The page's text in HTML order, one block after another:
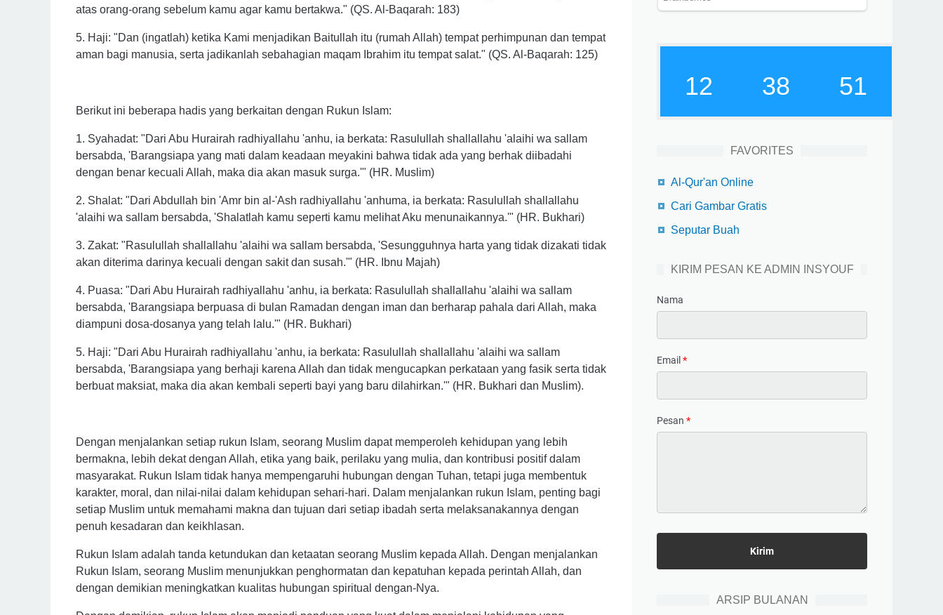
atas orang-orang sebelum kamu agar kamu bertakwa." (QS. Al-Baqarah: 183)
5. Haji: "Dan (ingatlah) ketika Kami menjadikan Baitullah itu (rumah Allah) tempat perhimpunan dan tempat
aman bagi manusia, serta jadikanlah sebahagian maqam Ibrahim itu tempat salat." (QS. Al-Baqarah: 125)
Berikut ini beberapa hadis yang berkaitan dengan Rukun Islam:
1. Syahadat: "Dari Abu Hurairah radhiyallahu 'anhu, ia berkata: Rasulullah shallallahu 'alaihi wa sallam
bersabda, 'Barangsiapa yang mati dalam keadaan meyakini bahwa tidak ada yang berhak diibadahi
dengan benar kecuali Allah, maka dia akan masuk surga.'" (HR. Muslim)
2. Shalat: "Dari Abdullah bin 'Amr bin al-'Ash radhiyallahu 'anhuma, ia berkata: Rasulullah shallallahu
'alaihi wa sallam bersabda, 'Shalatlah kamu seperti kamu melihat Aku menunaikannya.'" (HR. Bukhari)
3. Zakat: "Rasulullah shallallahu 'alaihi wa sallam bersabda, 'Sesungguhnya harta yang tidak dizakati tidak
akan diterima darinya kecuali dengan sakit dan susah.'" (HR. Ibnu Majah)
4. Puasa: "Dari Abu Hurairah radhiyallahu 'anhu, ia berkata: Rasulullah shallallahu 'alaihi wa sallam
bersabda, 'Barangsiapa berpuasa di bulan Ramadan dengan iman dan berharap pahala dari Allah, maka
diampuni dosa-dosanya yang telah lalu.'" (HR. Bukhari)
5. Haji: "Dari Abu Hurairah radhiyallahu 'anhu, ia berkata: Rasulullah shallallahu 'alaihi wa sallam
bersabda, 'Barangsiapa yang berhaji karena Allah dan tidak mengucapkan perkataan yang fasik serta tidak
berbuat maksiat, maka dia akan kembali seperti bayi yang baru dilahirkan.'" (HR. Bukhari dan Muslim).
Dengan menjalankan setiap rukun Islam, seorang Muslim dapat memperoleh kehidupan yang lebih
bermakna, lebih dekat dengan Allah, etika yang baik, perilaku yang mulia, dan kontribusi positif dalam
masyarakat. Rukun Islam tidak hanya mempengaruhi hubungan dengan Tuhan, tetapi juga membentuk
karakter, moral, dan nilai-nilai dalam kehidupan sehari-hari. Dalam menjalankan rukun Islam, penting bagi
setiap Muslim untuk memahami makna dan tujuan dari setiap ibadah serta melaksanakannya dengan
penuh kesadaran dan keikhlasan.
Rukun Islam adalah tanda ketundukan dan ketaatan seorang Muslim kepada Allah. Dengan menjalankan
Rukun Islam, seorang Muslim menunjukkan penghormatan dan kepatuhan kepada perintah Allah, dan
dengan demikian meningkatkan kualitas hubungan spiritual dengan-Nya.
12 38 52
FAVORITES
Al-Qur'an Online
Cari Gambar Gratis
Seputar Buah
KIRIM PESAN KE ADMIN INSYOUF
Nama
Email *
Pesan *
ARSIP BULANAN